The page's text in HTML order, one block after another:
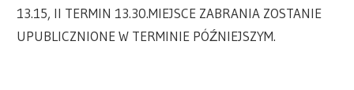
13.15, II TERMIN 13.30.MIEJSCE ZABRANIA ZOSTANIE
UPUBLICZNIONE W TERMINIE PÓŹNIEJSZYM.